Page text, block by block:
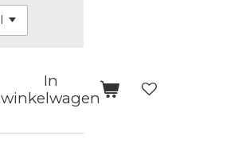
In
winkelwagen